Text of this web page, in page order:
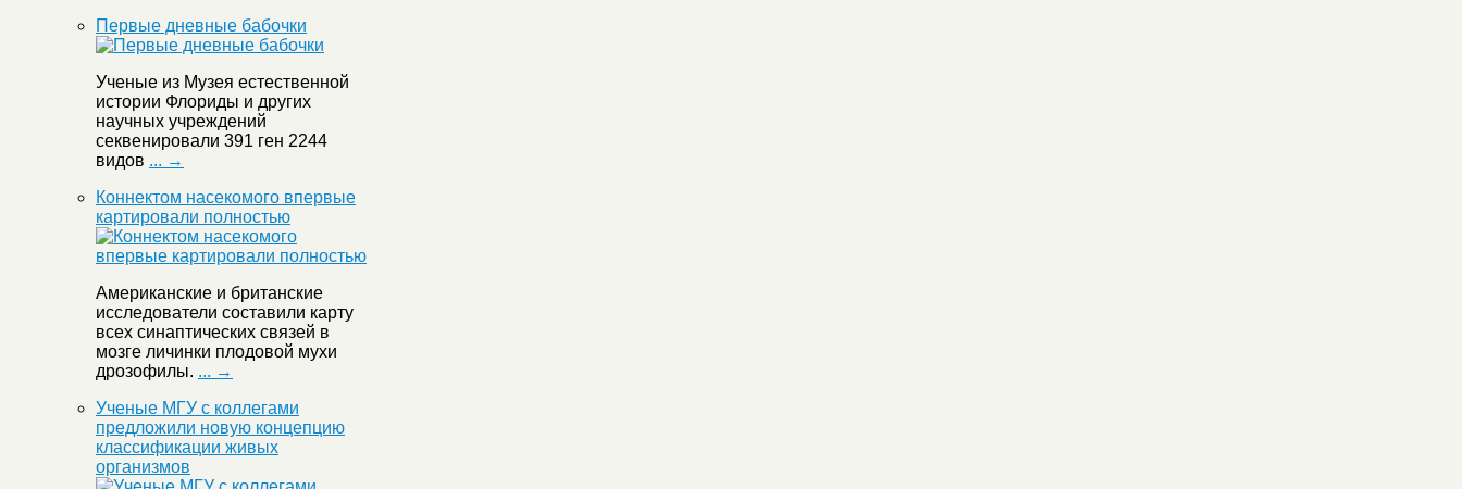
Первые дневные бабочки
Ученые из Музея естественной
истории Флориды и других
научных учреждений
секвенировали 391 ген 2244
видов ... →
Коннектом насекомого впервые
картировали полностью
Американские и британские
исследователи составили карту
всех синаптических связей в
мозге личинки плодовой мухи
дрозофилы. ... →
Ученые МГУ с коллегами
предложили новую концепцию
классификации живых
организмов